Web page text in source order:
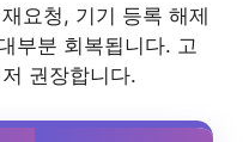
요청, 기기 등록 해제
부분 회복됩니다. 고
권장합니다.